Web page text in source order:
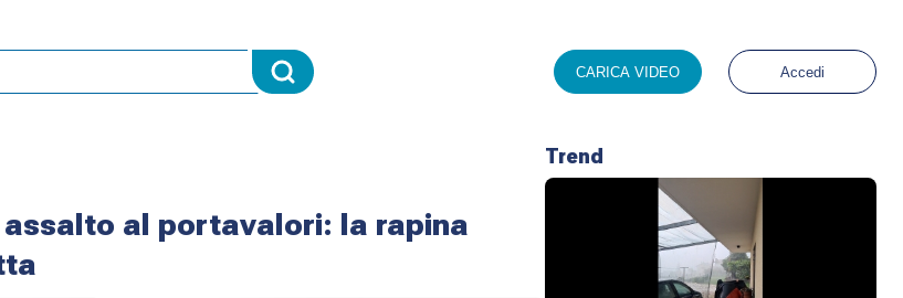
CARICA VIDEO Accedi
al portavalori: la rapina
Trend